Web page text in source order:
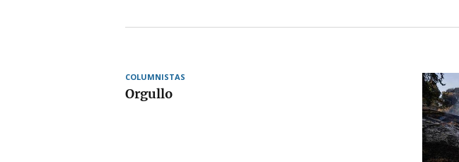
COLUMNISTAS
Orgullo